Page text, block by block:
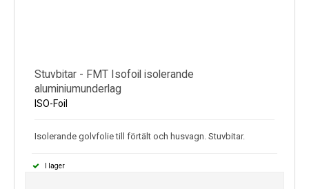
Stuvbitar - FMT Isofoil isolerande
aluminiumunderlag
ISO-Foil
Isolerande golvfolie till förtält och husvagn. Stuvbitar.
I lager